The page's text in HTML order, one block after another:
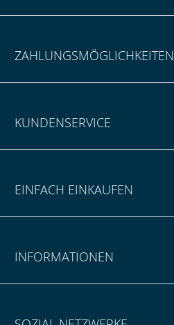
ZAHLUNGSMÖGLICHKEITEN
KUNDENSERVICE
EINFACH EINKAUFEN
INFORMATIONEN